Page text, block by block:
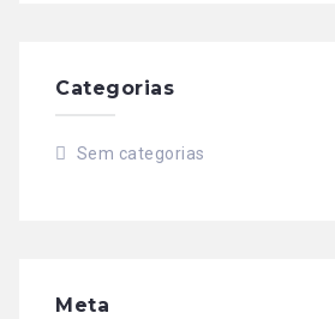
Categorias
Sem categorias
Meta